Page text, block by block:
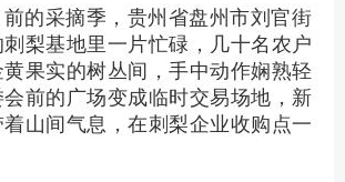
采摘季，贵州省盘州市刘官街
梨基地里一片忙碌，几十名农户
果实的树丛间，手中动作娴熟轻
前的广场变成临时交易场地，新
山间气息，在刺梨企业收购点一